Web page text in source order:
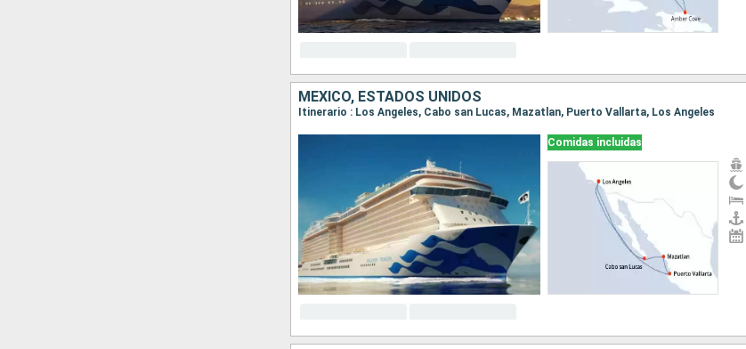
MÉXICO, ESTADOS UNIDOS
Itinerario : Los Angeles, Cabo san Lucas, Mazatlan, Puerto Vallarta, Los Angeles
Comidas incluidas